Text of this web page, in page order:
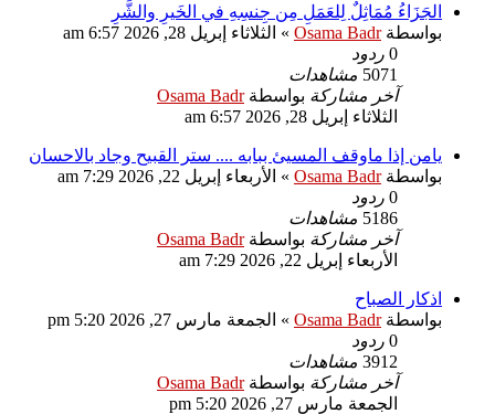
الجَزَاءُ مُمَاثِلٌ لِلعَمَلِ مِن جِنسِهِ في الخَيرِ والشَّرِ
بواسطةOsama Badr
» الثلاثاء إبريل 28, 2026 6:57 am
0 ردود
5071 مشاهدات
آخر مشاركة بواسطةOsama Badr
الثلاثاء إبريل 28, 2026 6:57 am
يامن إذا ماوقف المسيئ ببابه .... ستر القبيح وجاد بالاحسان
بواسطةOsama Badr
» الأربعاء إبريل 22, 2026 7:29 am
0 ردود
5186 مشاهدات
آخر مشاركة بواسطةOsama Badr
الأربعاء إبريل 22, 2026 7:29 am
اذكار الصباح
بواسطةOsama Badr
» الجمعة مارس 27, 2026 5:20 pm
0 ردود
3912 مشاهدات
آخر مشاركة بواسطةOsama Badr
الجمعة مارس 27, 2026 5:20 pm